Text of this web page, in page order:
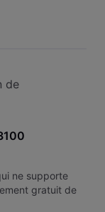
de
ne supporte
gratuit de